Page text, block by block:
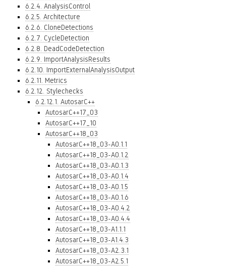
6.2.4. AnalysisControl
6.2.5. Architecture
6.2.6. CloneDetections
6.2.7. CycleDetection
6.2.8. DeadCodeDetection
6.2.9. ImportAnalysisResults
6.2.10. ImportExternalAnalysisOutput
6.2.11. Metrics
6.2.12. Stylechecks
6.2.12.1. AutosarC++
AutosarC++17_03
AutosarC++17_10
AutosarC++18_03
AutosarC++18_03-A0.1.1
AutosarC++18_03-A0.1.2
AutosarC++18_03-A0.1.3
AutosarC++18_03-A0.1.4
AutosarC++18_03-A0.1.5
AutosarC++18_03-A0.1.6
AutosarC++18_03-A0.4.2
AutosarC++18_03-A0.4.4
AutosarC++18_03-A1.1.1
AutosarC++18_03-A1.4.3
AutosarC++18_03-A2.3.1
AutosarC++18_03-A2.5.1